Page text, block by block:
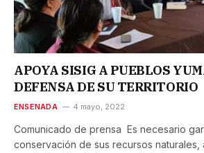
APOYA SISIG A PUEBLOS
DEFENSA DE SU TERRITORIO
ENSENADA 4 mayo, 2022
Comunicado de prensa Es necesario
conservación de sus recursos naturales,